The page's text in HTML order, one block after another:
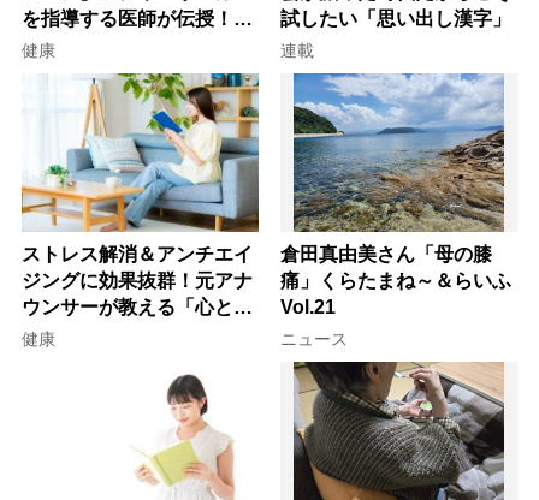
を指導する医師が伝授！腰
痛を自力で治す運動療法4
健康
試したい「思い出し漢字」
連載
ストレス解消＆アンチエイ
ジングに効果抜群！元アナ
ウンサーが教える「心と体
を元気にする音読の習慣」
健康
倉田真由美さん「母の膝
痛」くらたまね～＆らいふ
Vol.21
ニュース